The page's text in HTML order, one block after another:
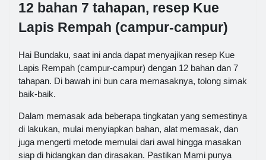
12 bahan 7 tahapan, resep Kue
Lapis Rempah (campur-campur)
Hai Bundaku, saat ini anda dapat menyajikan resep Kue
Lapis Rempah (campur-campur) dengan 12 bahan dan 7
tahapan. Di bawah ini bun cara memasaknya, tolong simak
baik-baik.
Dalam memasak ada beberapa tingkatan yang semestinya
di lakukan, mulai menyiapkan bahan, alat memasak, dan
juga mengerti metode memulai dari awal hingga masakan
siap di hidangkan dan dirasakan. Pastikan Mami punya